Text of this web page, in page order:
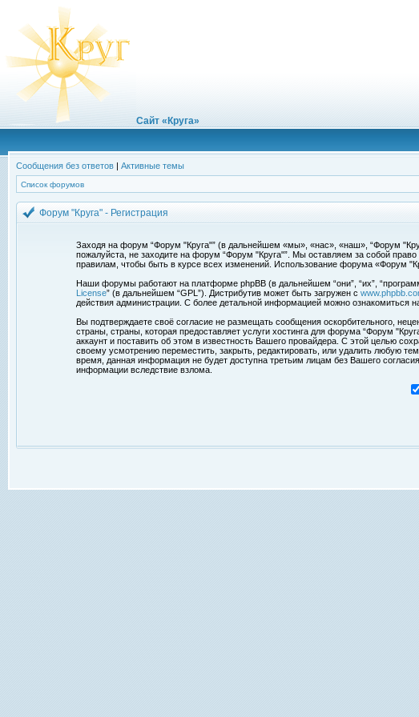
Сайт «Круга»
Сообщения без ответов | Активные темы
Список форумов
Форум "Круга" - Регистрация
Заходя на форум “Форум "Круга"” (в дальнейшем «мы», «нас», «наш», “Форум
пожалуйста, не заходите на форум “Форум "Круга"”. Мы оставляем за собой
правилам, чтобы быть в курсе всех изменений. Использование форума «Форум
Наши форумы работают на платформе phpBB (в дальнейшем “они”, “их”,
License” (в дальнейшем “GPL”). Дистрибутив может быть загружен с
действия администрации. С более детальной информацией можно ознакомиться
Вы подтверждаете своё согласие не размещать сообщения оскорбительного,
страны, страны, которая предоставляет услуги хостинга для форума “Форум
аккаунт и поставить об этом в известность Вашего провайдера. С этой целью
своему усмотрению переместить, закрыть, редактировать, или удалить любую
время, данная информация не будет доступна третьим лицам без Вашего
информации вследствие взлома.